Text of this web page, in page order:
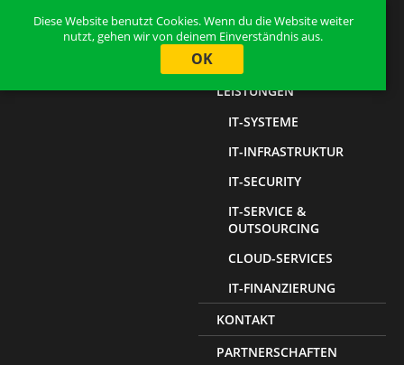
Diese Website benutzt Cookies. Wenn du die Website weiter
nutzt, gehen wir von deinem Einverständnis aus.
OK
HOME
LEISTUNGEN
IT-SYSTEME
IT-INFRASTRUKTUR
IT-SECURITY
IT-SERVICE &
OUTSOURCING
CLOUD-SERVICES
IT-FINANZIERUNG
KONTAKT
PARTNERSCHAFTEN